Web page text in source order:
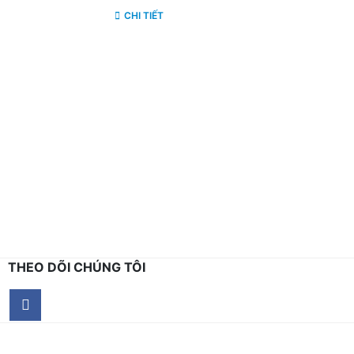
CHI TIẾT
THEO DÕI CHÚNG TÔI